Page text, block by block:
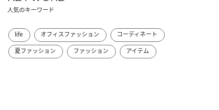
人気のキーワード
life オフィスファッション
コーディネート
夏ファッション
ファッション アイテム